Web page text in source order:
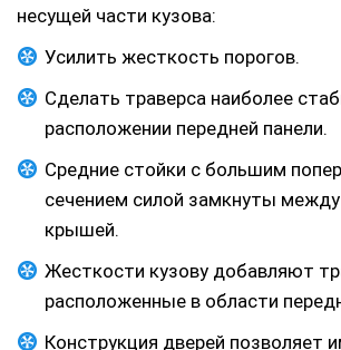
несущей части кузова:
Усилить жесткость порогов.
Сделать траверса наиболее
расположении передней панели.
Средние стойки с большим
сечением силой замкнуты
крышей.
Жесткости кузову добавляют
расположенные в области
Конструкция дверей позволяет